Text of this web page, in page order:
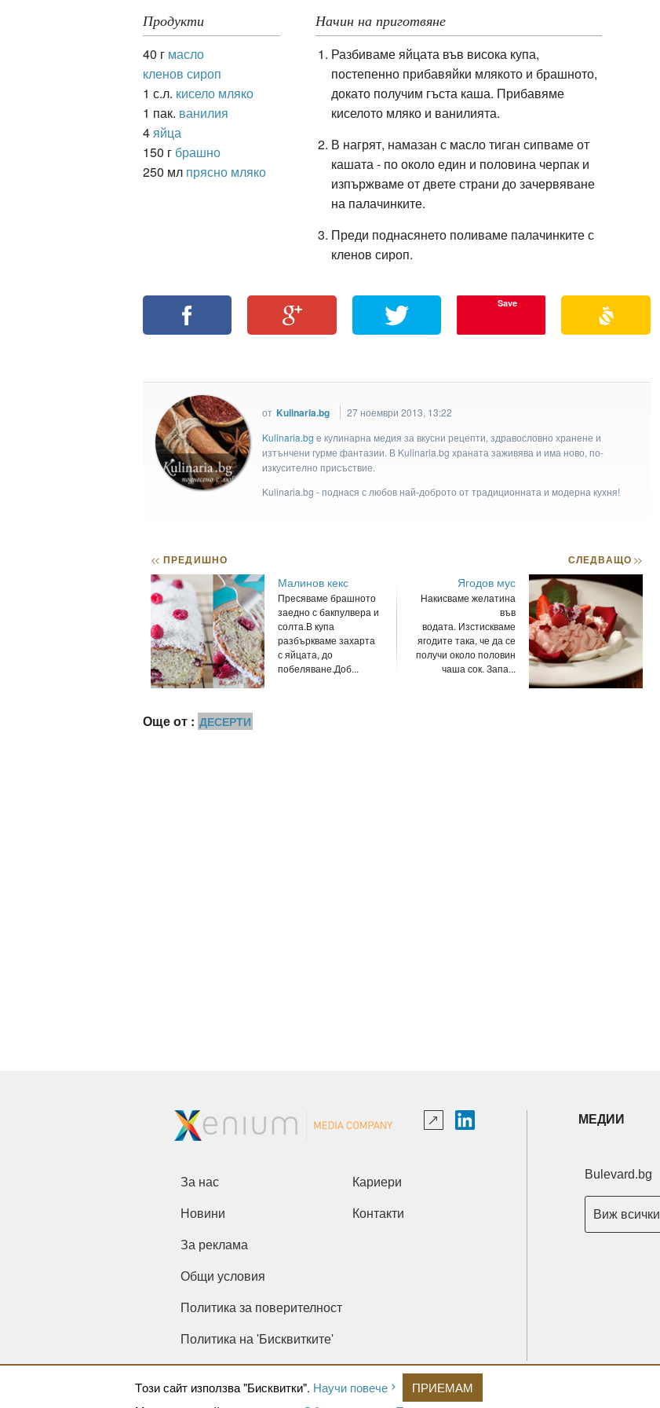
Продукти
40 г масло
кленов сироп
1 с.л. кисело мляко
1 пак. ванилия
4яйца
150 г брашно
250 мл прясно мляко
Начин на приготвяне
Разбиваме яйцата във висока купа,
постепенно прибавяйки млякото и брашното,
докато получим гъста каша. Прибавяме
киселото мляко и ванилията.
В нагрят, намазан с масло тиган сипваме от
кашата - по около един и половина черпак и
изпържваме от двете страни до зачервяване
на палачинките.
Преди поднасянето поливаме палачинките с
кленов сироп.
Save
от Kulinaria.bg
27 ноември 2013, 13:22
Kulinaria.bg e кулинарна медия за вкусни рецепти, здравословно хранене и
изтънчени гурме фантазии. В Kulinaria.bg храната заживява и има ново, по-
изкусително присъствие.
Kulinaria.bg - поднася с любов най-доброто от традиционната и модерна кухня!
<< ПРЕДИШНО
Малинов кекс
Пресяваме брашното
заедно с бакпулвера и
солта.В купа
разбъркваме захарта
с яйцата, до
побеляване.Доб...
СЛЕДВАЩО>>
Ягодов мус
Накисваме желатина
във
водата. Изстискваме
ягодите така, че да се
получи около половин
чаша сок. Запа...
Още от : ДЕСЕРТИ
Tози сайт използва "Бисквитки". Научи повече
ПРИЕМАМ
За нас Кариери
Новини Контакти
За реклама
Общи условия
Политика за поверителност
Политика на 'Бисквитките'
МЕДИИ
Bulevard.bg
Виж всички
Copyright © 2026 Ксениум ООД. Всички права запазени.